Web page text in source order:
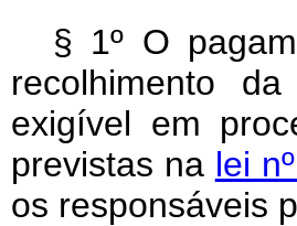
§ 1º O
recolhimento
exigível em
previstas na lei
os responsáveis